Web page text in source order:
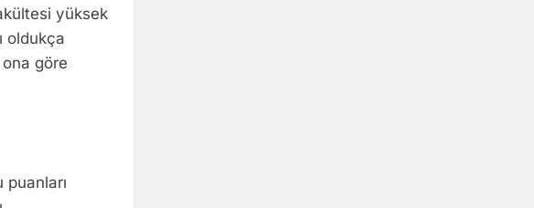
yüksek
oldukça
göre